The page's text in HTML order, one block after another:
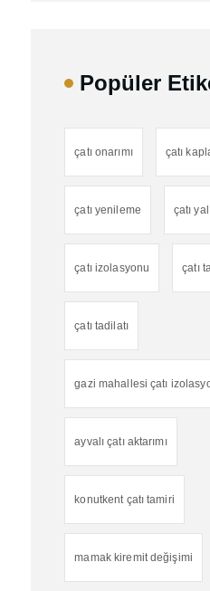
Popüler
çatı onarımı çatı
çatı yenileme çatı
çatı izolasyonu çatı
çatı tadilatı
gazi mahallesi çatı
ayvalı çatı aktarımı
konutkent çatı tamiri
mamak kiremit değişimi